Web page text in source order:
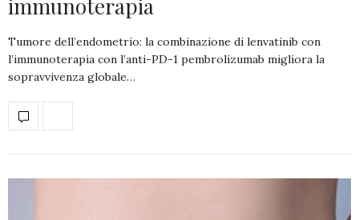
immunoterapia
Tumore dell’endometrio: la combinazione di lenvatinib con
l’immunoterapia con l’anti-PD-1 pembrolizumab migliora la
sopravvivenza globale…